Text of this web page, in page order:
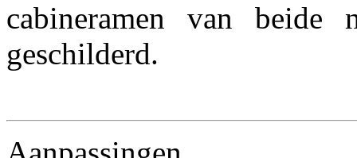
cabineramen van beide
geschilderd.